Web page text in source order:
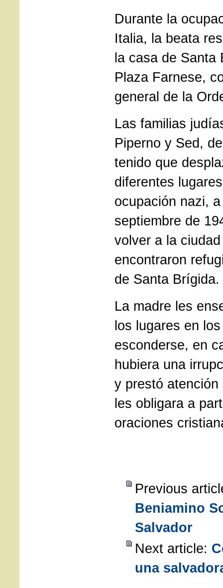
Durante la
Italia, la beata
la casa de Santa
Plaza Farnese,
general de la
Las familias
Piperno y Sed,
tenido que
diferentes
ocupación nazi,
septiembre de
volver a la
encontraron
de Santa Brígida.
La madre les
los lugares en
esconderse, en
hubiera una
y prestó
les obligara a
oraciones
Previous
Beniamino
Salvador
Next article:
una